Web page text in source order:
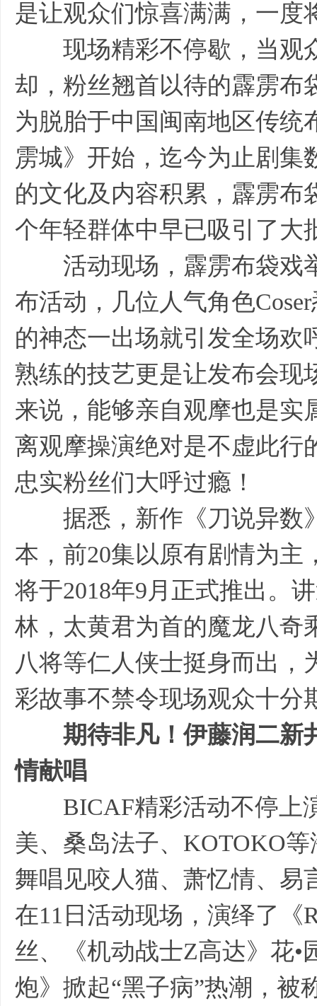
是让观众们惊喜满满，一度
现场精彩不停歇，当观
却，粉丝翘首以待的霹雳布
为脱胎于中国闽南地区传统
雳城》开始，迄今为止剧集
的文化及内容积累，霹雳布
个年轻群体中早已吸引了大
活动现场，霹雳布袋戏
布活动，几位人气角色
的神态一出场就引发全场欢
熟练的技艺更是让发布会现
来说，能够亲自观摩也是实
离观摩操演绝对是不虚此行
忠实粉丝们大呼过瘾！
据悉，新作《刀说异数》
本，前20集以原有剧情为主
将于2018年9月正式推出。
林，太黄君为首的魔龙八奇
八将等仁人侠士挺身而出
彩故事不禁令现场观众十分
期待非凡！伊藤润二新
情献唱
BICAF精彩活动不停上
美、桑岛法子、KOTOKO
舞唱见咬人猫、萧忆情、易
在11日活动现场，演绎了《
丝、《机动战士Z高达》花
炮》掀起“黑子病”热潮，被